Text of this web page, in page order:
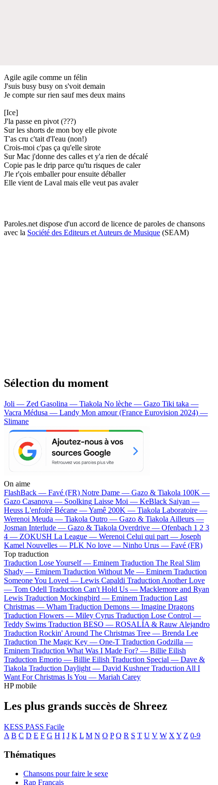
Agile agile comme un félin
J'suis busy busy on s'voit demain
Je compte sur rien sauf mes deux mains
[Ice]
J'la passe en pivot (???)
Sur les shorts de mon boy elle pivote
T'as cru c'tait d'l'eau (non!)
Crois-moi c'pas ça qu'elle sirote
Sur Mac j'donne des calles et y'a rien de décalé
Copie pas le drip parce qu'tu risques de caler
J'le r'çois emballer pour ensuite déballer
Elle vient de Laval mais elle veut pas avaler
Paroles.net dispose d'un accord de licence de paroles de chansons
avec la Société des Editeurs et Auteurs de Musique (SEAM)
Sélection du moment
Joli — Zed Gasolina — Tiakola No lèche — Gazo Tiki taka —
Vacra Médusa — Landy Mon amour (France Eurovision 2024) —
Slimane
On aime
FlashBack — Favé (FR) Notre Dame — Gazo & Tiakola 100K —
Gazo Casanova — Soolking Laisse Moi — KeBlack Saiyan —
Heuss L'enfoiré Bécane —Yamê 200K — Tiakola Laboratoire —
Werenoi Meuda — Tiakola Outro — Gazo & Tiakola Ailleurs —
Josman Interlude — Gazo & Tiakola Overdrive — Ofenbach 1 2 3
4 — ZOKUSH La League — Werenoi Celui qui part — Joseph
Kamel Nouvelles — PLK No love — Ninho Urus — Favé (FR)
Top traduction
Traduction Lose Yourself — Eminem Traduction The Real Slim
Shady — Eminem Traduction Without Me — Eminem Traduction
Someone You Loved — Lewis Capaldi Traduction Another Love
— Tom Odell Traduction Can't Hold Us — Macklemore and Ryan
Lewis Traduction Mockingbird — Eminem Traduction Last
Christmas — Wham Traduction Demons — Imagine Dragons
Traduction Flowers — Miley Cyrus Traduction Lose Control —
Teddy Swims Traduction BESO — ROSALÍA & Rauw Alejandro
Traduction Rockin' Around The Christmas Tree — Brenda Lee
Traduction The Magic Key — One-T Traduction Godzilla —
Eminem Traduction What Was I Made For? — Billie Eilish
Traduction Emorio — Billie Eilish Traduction Special — Dave &
Tiakola Traduction Daylight — David Kushner Traduction All I
Want For Christmas Is You — Mariah Carey
HP mobile
Les plus grands succès de Shreez
KESS PASS Facile
A B C D E F G H I J K L M N O P Q R S T U V W X Y Z 0-9
Thématiques
Chansons pour faire le sexe
Rap Français